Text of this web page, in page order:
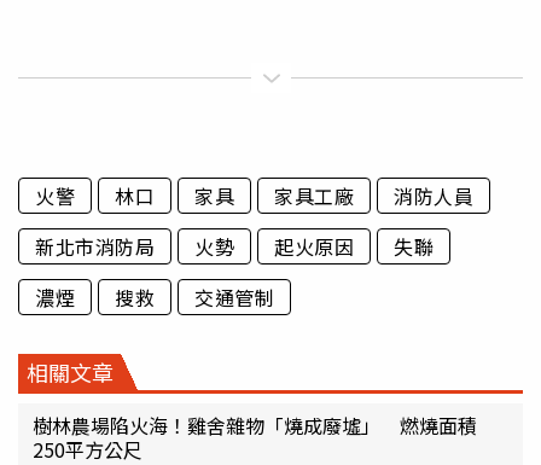
火警 林口 家具 家具工廠
消防人員
新北市消防局
火勢 起火原因
失聯
濃煙
搜救 交通管制
相關文章
樹林農場陷火海！雞舍雜物「燒成廢墟」 燃燒面積
250平方公尺